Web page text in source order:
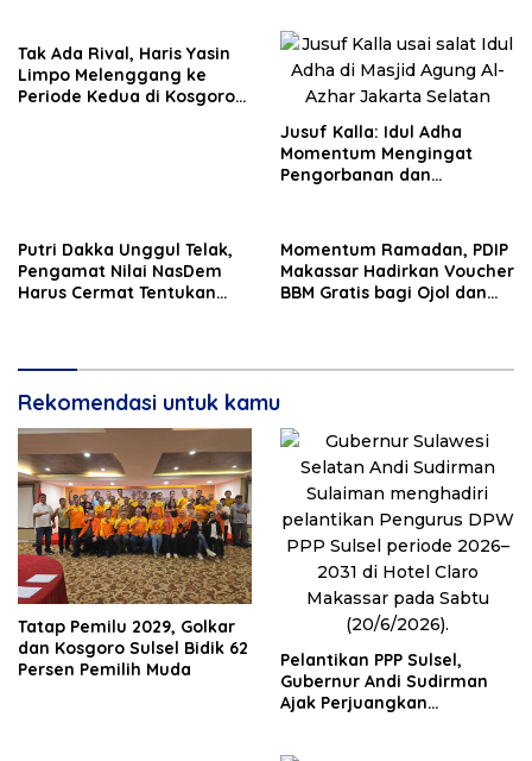
Tak Ada Rival, Haris Yasin
Limpo Melenggang ke
Periode Kedua di Kosgoro
Jusuf Kalla: Idul Adha
Momentum Mengingat
Pengorbanan dan
Putri Dakka Unggul Telak,
Pengamat Nilai NasDem
Harus Cermat Tentukan
Momentum Ramadan, PDIP
Makassar Hadirkan Voucher
BBM Gratis bagi Ojol dan
Rekomendasi untuk kamu
Tatap Pemilu 2029, Golkar
dan Kosgoro Sulsel Bidik 62
Persen Pemilih Muda
Pelantikan PPP Sulsel,
Gubernur Andi Sudirman
Ajak Perjuangkan